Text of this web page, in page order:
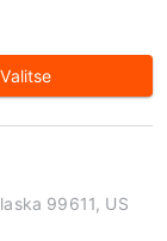
Valitse
99611, US